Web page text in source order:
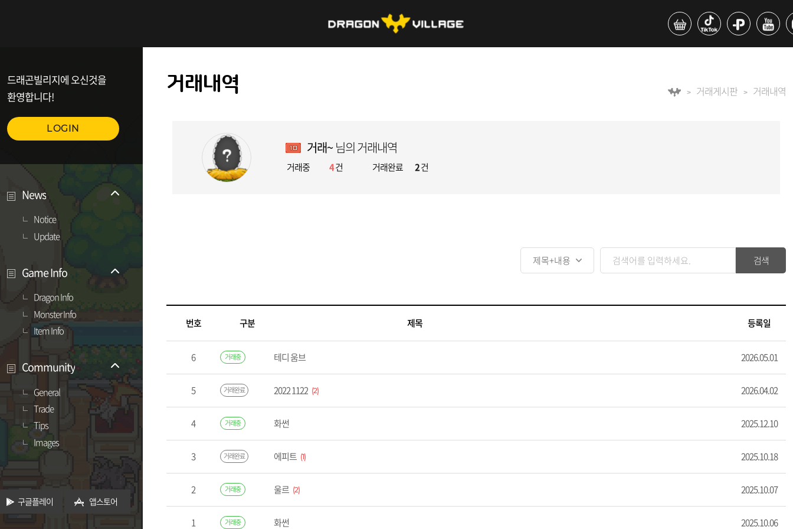
드래곤빌리지에 오신것을
환영합니다!
LOGIN
News
Notice
Update
Game Info
Dragon Info
Monster Info
Item Info
Community
General
Trade
Tips
Images
구글플레이 앱스토어
거래내역 거래게시판 거래내역
거래~ 님의 거래내역
거래중 4건 거래완료 2건
번호 구분 제목 등록일
6 거래중 테디 움브 2026.05.01
5 거래완료 2022 1122 2 2026.04.02
4 거래중 화썬 2025.12.10
3 거래완료 에피트 1 2025.10.18
2 거래중 울르 2 2025.10.07
1 거래중 화썬 2025.10.06